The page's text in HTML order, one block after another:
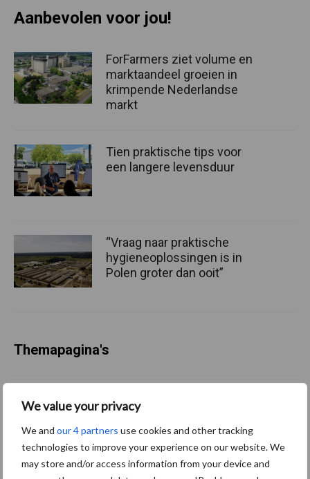
We value your privacy
We and our 4 partners use cookies and other tracking
technologies to improve your experience on our website. We
may store and/or access information from your device and
Aanbevolen voor jou!
ForFarmers ziet volume en
marktaandeel groeien in
krimpende Nederlandse
markt
Tien praktische tips voor
een langere levensduur
“Vraag naar praktische
hygieneoplossingen is in
Polen groter dan ooit”
Themapagina's
Bedrijfsnieuws
Ligbox &